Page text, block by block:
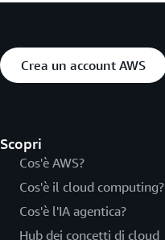
Crea un account AWS
Scopri
Cos'è AWS?
Cos'è il cloud computing?
Cos'è l'IA agentica?
Hub dei concetti di cloud